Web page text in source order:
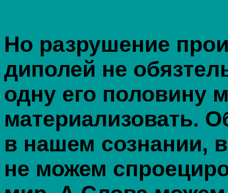
Но разрушение
диполей не
одну его половину
материализовать.
в нашем сознании,
не можем